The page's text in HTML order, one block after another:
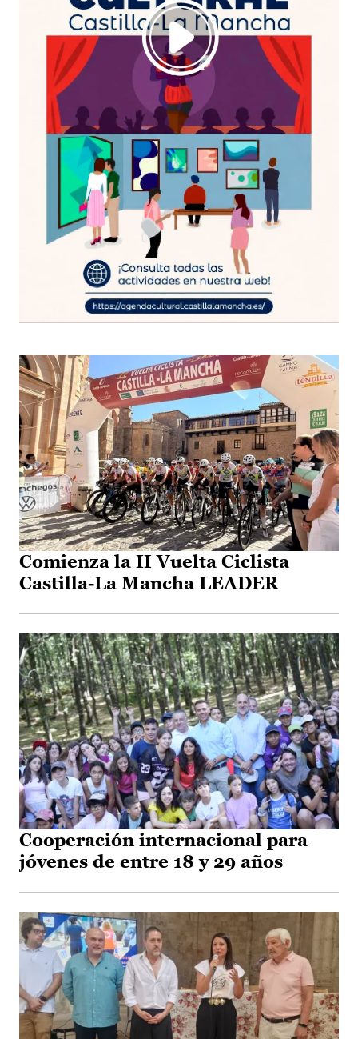
Comienza la II Vuelta Ciclista
Castilla-La Mancha LEADER
Cooperación internacional para
jóvenes de entre 18 y 29 años